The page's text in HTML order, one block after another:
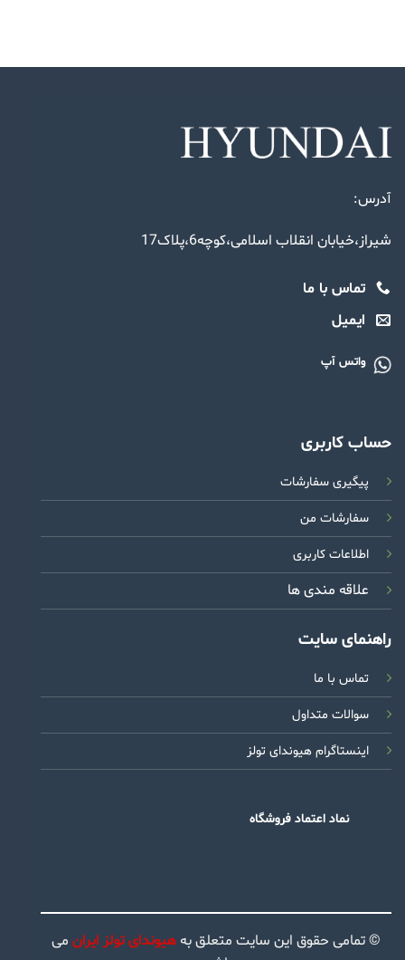
آدرس:
شیراز،خیابان انقلاب اسلامی،کوچه6،پلاک17
تماس با ما
ایمیل
واتس آپ
حساب کاربری
پیگیری سفارشات
سفارشات من
اطلاعات کاربری
علاقه مندی ها
راهنمای سایت
تماس با ما
سوالات متداول
اینستاگرام هیوندای تولز
نماد اعتماد فروشگاه
© تمامی حقوق این سایت متعلق به هیوندای تولز ایران می